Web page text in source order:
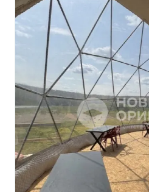
с природой.